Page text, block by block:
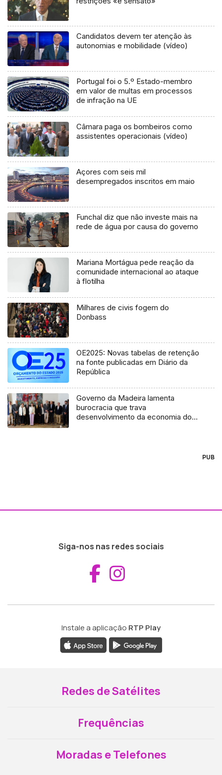
Candidatos devem ter atenção às
autonomias e mobilidade (vídeo)
Portugal foi o 5.º Estado-membro
em valor de multas em processos
de infração na UE
Câmara paga os bombeiros como
assistentes operacionais (vídeo)
Açores com seis mil
desempregados inscritos em maio
Funchal diz que não investe mais na
rede de água por causa do governo
Mariana Mortágua pede reação da
comunidade internacional ao ataque
à flotilha
Milhares de civis fogem do
Donbass
OE2025: Novas tabelas de retenção
na fonte publicadas em Diário da
República
Governo da Madeira lamenta
burocracia que trava
desenvolvimento da economia do
PUB
Siga-nos nas redes sociais
Aceder ao
Instale a aplicação RTP Play
Redes de Satélites
Frequências
Moradas e Telefones